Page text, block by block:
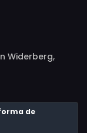
Widerberg,
Carlson
de